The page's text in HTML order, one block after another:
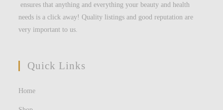
ensures that anything and everything your beauty and health
needs is a click away! Quality listings and good reputation are
very important to us.
Quick Links
Home